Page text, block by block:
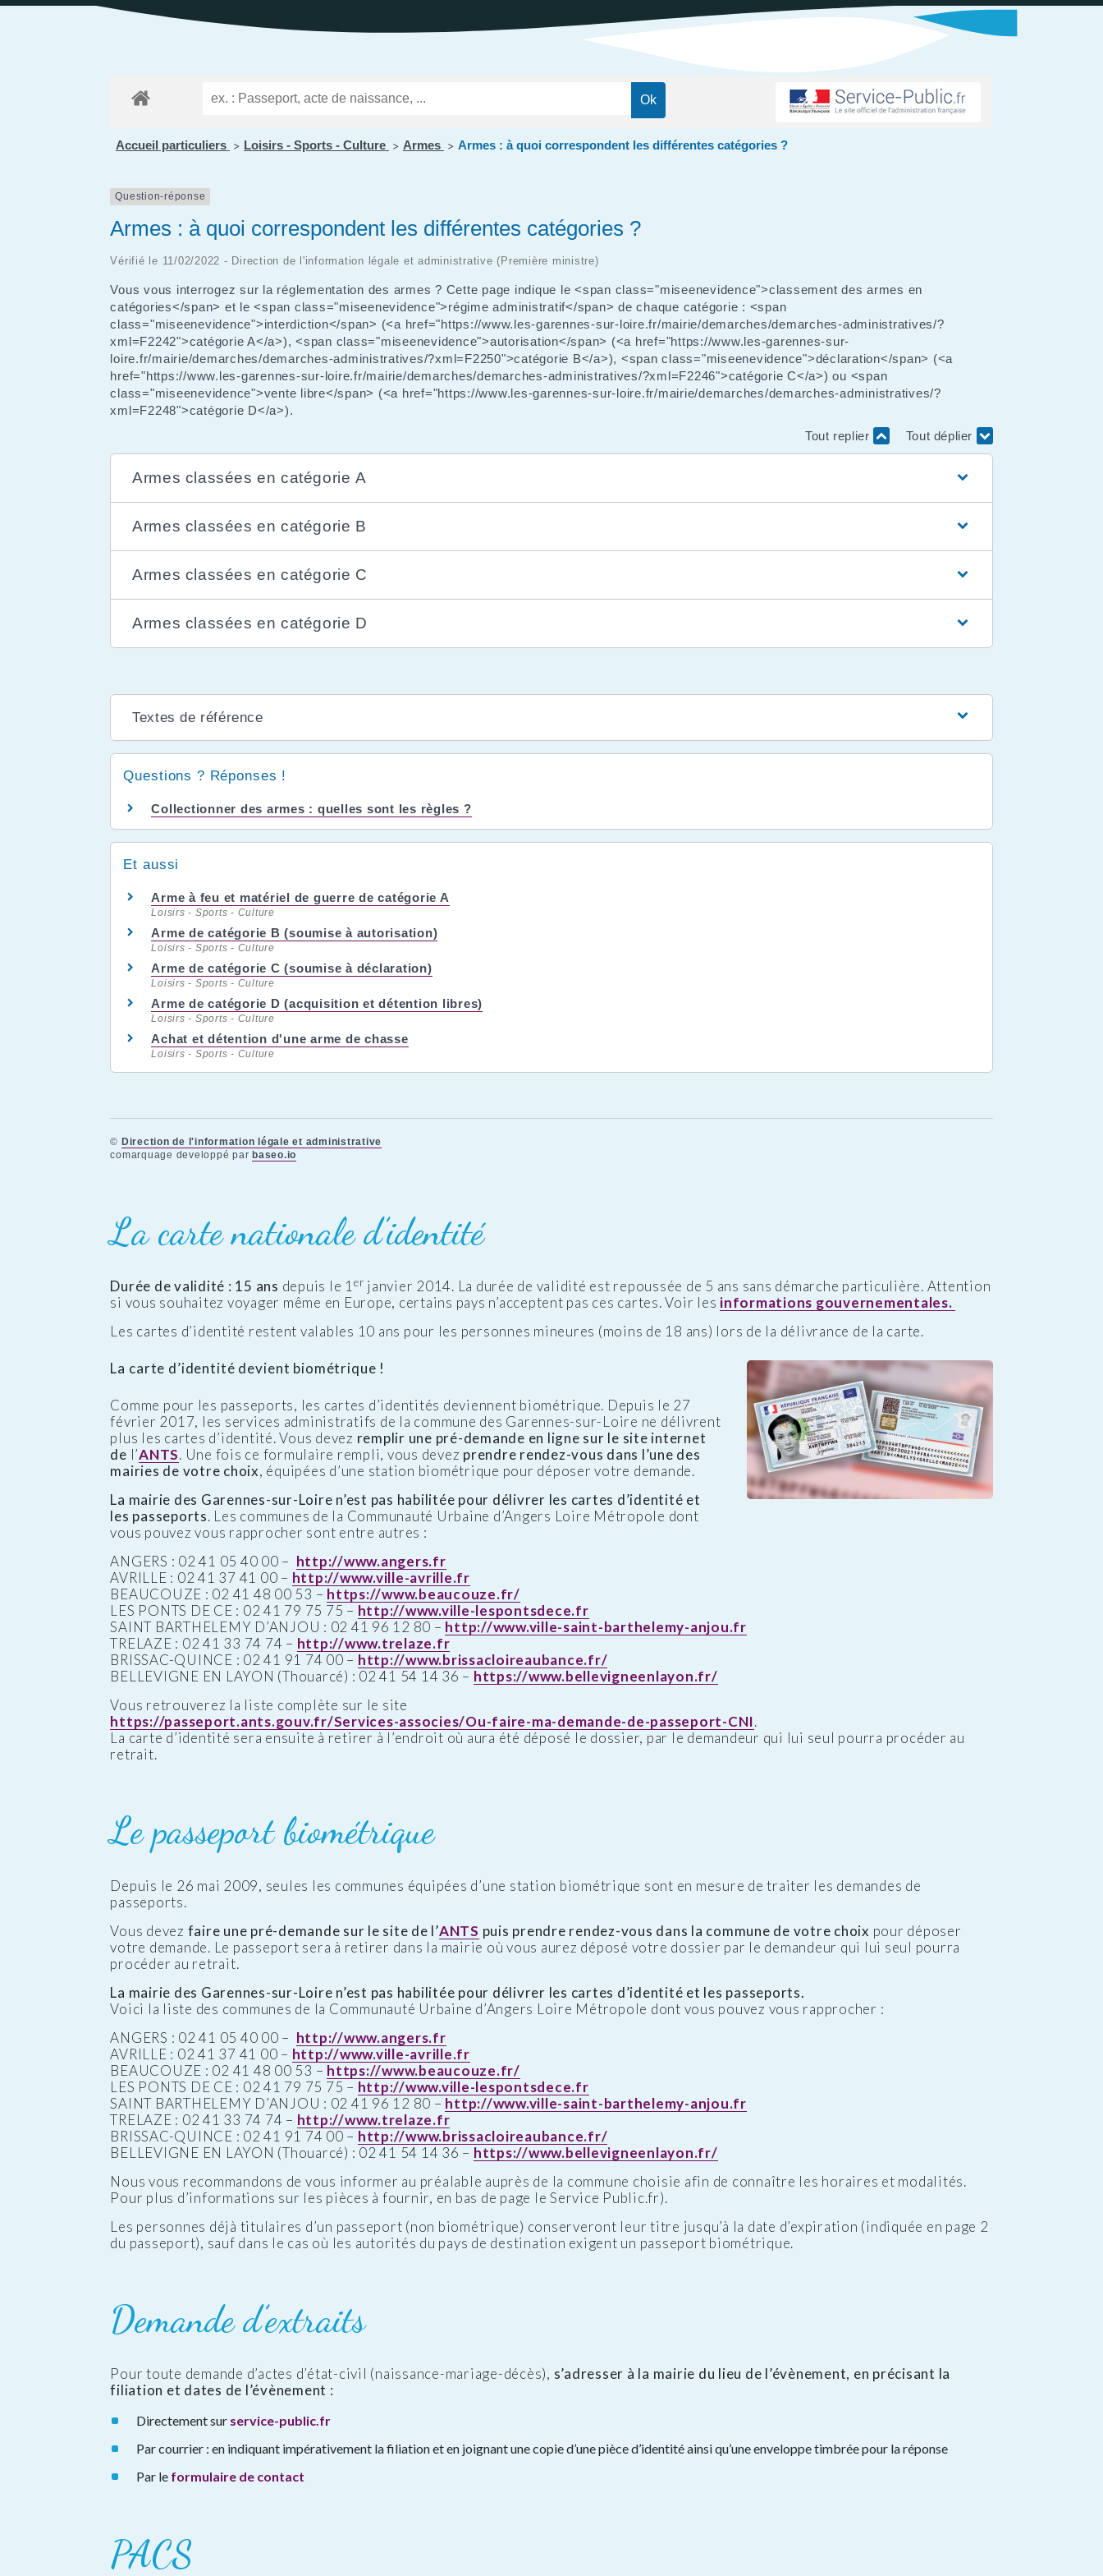
des Enfants
Les services aux
(EHPAD et Résidence
autonomie)
Réglementation
des nuisances
Transports et
Cimetières
Agenda
Patrimoine
Présentation des ENS
Accueil particuliers > Loisirs - Sports - Culture > Armes > Armes : à quoi correspondent les différentes catégories ?
Question-réponse
Armes : à quoi correspondent les différentes catégories ?
Vérifié le 11/02/2022 - Direction de l'information légale et administrative (Première ministre)
Vous vous interrogez sur la réglementation des armes ? Cette page indique le <span class="miseenevidence">classement des armes en
catégories</span> et le <span class="miseenevidence">régime administratif</span> de chaque catégorie : <span
class="miseenevidence">interdiction</span> (<a href="https://www.les-garennes-sur-loire.fr/mairie/demarches/demarches-administratives/?
xml=F2242">catégorie A</a>), <span class="miseenevidence">autorisation</span> (<a href="https://www.les-garennes-sur-
loire.fr/mairie/demarches/demarches-administratives/?xml=F2250">catégorie B</a>), <span class="miseenevidence">déclaration</span> (<a
href="https://www.les-garennes-sur-loire.fr/mairie/demarches/demarches-administratives/?xml=F2246">catégorie C</a>) ou <span
class="miseenevidence">vente libre</span> (<a href="https://www.les-garennes-sur-loire.fr/mairie/demarches/demarches-administratives/?
xml=F2248">catégorie D</a>).
Tout replier
Tout déplier
Armes classées en catégorie A
Armes classées en catégorie B
Armes classées en catégorie C
Armes classées en catégorie D
Textes de référence
Questions ? Réponses !
Collectionner des armes : quelles sont les règles ?
Et aussi
Arme à feu et matériel de guerre de catégorie A
Loisirs - Sports - Culture
Arme de catégorie B (soumise à autorisation)
Loisirs - Sports - Culture
Arme de catégorie C (soumise à déclaration)
Loisirs - Sports - Culture
Arme de catégorie D (acquisition et détention libres)
Loisirs - Sports - Culture
Achat et détention d'une arme de chasse
Loisirs - Sports - Culture
© Direction de l'information légale et administrative
comarquage developpé par baseo.io
La carte nationale d’identité
Durée de validité : 15 ans depuis le 1 er janvier 2014. La durée de validité est repoussée de 5 ans sans démarche particulière. Attention
si vous souhaitez voyager même en Europe, certains pays n’acceptent pas ces cartes. Voir les informations gouvernementales.
Les cartes d’identité restent valables 10 ans pour les personnes mineures (moins de 18 ans) lors de la délivrance de la carte.
La carte d’identité devient biométrique !
Comme pour les passeports, les cartes d’identités deviennent biométrique. Depuis le 27
février 2017, les services administratifs de la commune des Garennes-sur-Loire ne délivrent
plus les cartes d’identité. Vous devez remplir une pré-demande en ligne sur le site internet
de l’ANTS. Une fois ce formulaire rempli, vous devez prendre rendez-vous dans l’une des
mairies de votre choix, équipées d’une station biométrique pour déposer votre demande.
La mairie des Garennes-sur-Loire n’est pas habilitée pour délivrer les cartes d’identité et
les passeports. Les communes de la Communauté Urbaine d’Angers Loire Métropole dont
vous pouvez vous rapprocher sont entre autres :
ANGERS : 02 41 05 40 00 – http://www.angers.fr
AVRILLE : 02 41 37 41 00 – http://www.ville-avrille.fr
BEAUCOUZE : 02 41 48 00 53 – https://www.beaucouze.fr/
LES PONTS DE CE : 02 41 79 75 75 – http://www.ville-lespontsdece.fr
SAINT BARTHELEMY D’ANJOU : 02 41 96 12 80 – http://www.ville-saint-barthelemy-anjou.fr
TRELAZE : 02 41 33 74 74 – http://www.trelaze.fr
BRISSAC-QUINCE : 02 41 91 74 00 – http://www.brissacloireaubance.fr/
BELLEVIGNE EN LAYON (Thouarcé) : 02 41 54 14 36 – https://www.bellevigneenlayon.fr/
Vous retrouverez la liste complète sur le site
https://passeport.ants.gouv.fr/Services-associes/Ou-faire-ma-demande-de-passeport-CNI.
La carte d’identité sera ensuite à retirer à l’endroit où aura été déposé le dossier, par le demandeur qui lui seul pourra procéder au
retrait.
Le passeport biométrique
Depuis le 26 mai 2009, seules les communes équipées d’une station biométrique sont en mesure de traiter les demandes de
passeports.
Vous devez faire une pré-demande sur le site de l’ANTS puis prendre rendez-vous dans la commune de votre choix pour déposer
votre demande. Le passeport sera à retirer dans la mairie où vous aurez déposé votre dossier par le demandeur qui lui seul pourra
procéder au retrait.
La mairie des Garennes-sur-Loire n’est pas habilitée pour délivrer les cartes d’identité et les passeports.
Voici la liste des communes de la Communauté Urbaine d’Angers Loire Métropole dont vous pouvez vous rapprocher :
ANGERS : 02 41 05 40 00 – http://www.angers.fr
AVRILLE : 02 41 37 41 00 – http://www.ville-avrille.fr
BEAUCOUZE : 02 41 48 00 53 – https://www.beaucouze.fr/
LES PONTS DE CE : 02 41 79 75 75 – http://www.ville-lespontsdece.fr
SAINT BARTHELEMY D’ANJOU : 02 41 96 12 80 – http://www.ville-saint-barthelemy-anjou.fr
TRELAZE : 02 41 33 74 74 – http://www.trelaze.fr
BRISSAC-QUINCE : 02 41 91 74 00 – http://www.brissacloireaubance.fr/
BELLEVIGNE EN LAYON (Thouarcé) : 02 41 54 14 36 – https://www.bellevigneenlayon.fr/
Nous vous recommandons de vous informer au préalable auprès de la commune choisie afin de connaître les horaires et modalités.
Pour plus d’informations sur les pièces à fournir, en bas de page le Service Public.fr).
Les personnes déjà titulaires d’un passeport (non biométrique) conserveront leur titre jusqu’à la date d’expiration (indiquée en page 2
du passeport), sauf dans le cas où les autorités du pays de destination exigent un passeport biométrique.
Demande d’extraits
Pour toute demande d’actes d’état-civil (naissance-mariage-décès), s’adresser à la mairie du lieu de l’évènement, en précisant la
filiation et dates de l’évènement :
Directement sur service-public.fr
Par courrier : en indiquant impérativement la filiation et en joignant une copie d’une pièce d’identité ainsi qu’une enveloppe timbrée pour la réponse
Par le formulaire de contact
PACS